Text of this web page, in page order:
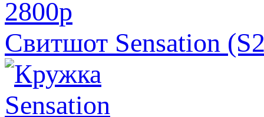
2800p
Свитшот Sensation